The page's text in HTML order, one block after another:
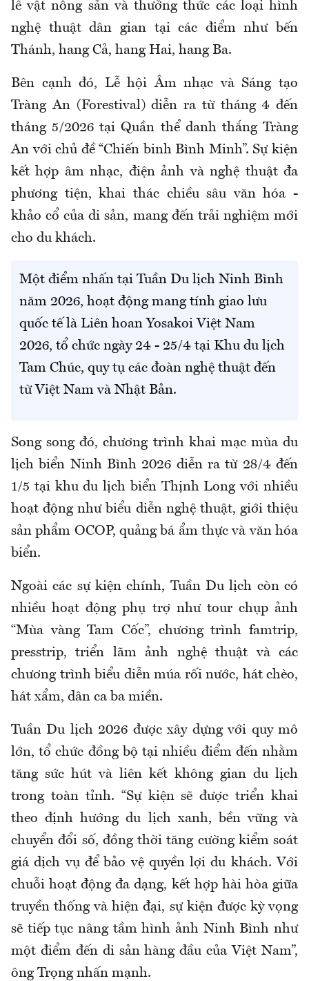
lễ vật nông sản và thưởng thức các loại hình
nghệ thuật dân gian tại các điểm như bến
Thánh, hang Cả, hang Hai, hang Ba.
Bên cạnh đó, Lễ hội Âm nhạc và Sáng tạo
Tràng An (Forestival) diễn ra từ tháng 4 đến
tháng 5/2026 tại Quần thể danh thắng Tràng
An với chủ đề “Chiến binh Bình Minh”. Sự kiện
kết hợp âm nhạc, điện ảnh và nghệ thuật đa
phương tiện, khai thác chiều sâu văn hóa -
khảo cổ của di sản, mang đến trải nghiệm mới
cho du khách.
Một điểm nhấn tại Tuần Du lịch Ninh Bình
năm 2026, hoạt động mang tính giao lưu
quốc tế là Liên hoan Yosakoi Việt Nam
2026, tổ chức ngày 24 - 25/4 tại Khu du lịch
Tam Chúc, quy tụ các đoàn nghệ thuật đến
từ Việt Nam và Nhật Bản.
Song song đó, chương trình khai mạc mùa du
lịch biển Ninh Bình 2026 diễn ra từ 28/4 đến
1/5 tại khu du lịch biển Thịnh Long với nhiều
hoạt động như biểu diễn nghệ thuật, giới thiệu
sản phẩm OCOP, quảng bá ẩm thực và văn hóa
biển.
Ngoài các sự kiện chính, Tuần Du lịch còn có
nhiều hoạt động phụ trợ như tour chụp ảnh
“Mùa vàng Tam Cốc”, chương trình famtrip,
presstrip, triển lãm ảnh nghệ thuật và các
chương trình biểu diễn múa rối nước, hát chèo,
hát xẩm, dân ca ba miền.
Tuần Du lịch 2026 được xây dựng với quy mô
lớn, tổ chức đồng bộ tại nhiều điểm đến nhằm
tăng sức hút và liên kết không gian du lịch
trong toàn tỉnh. “Sự kiện sẽ được triển khai
theo định hướng du lịch xanh, bền vững và
chuyển đổi số, đồng thời tăng cường kiểm soát
giá dịch vụ để bảo vệ quyền lợi du khách. Với
chuỗi hoạt động đa dạng, kết hợp hài hòa giữa
truyền thống và hiện đại, sự kiện được kỳ vọng
sẽ tiếp tục nâng tầm hình ảnh Ninh Bình như
một điểm đến di sản hàng đầu của Việt Nam”,
ông Trọng nhấn mạnh.